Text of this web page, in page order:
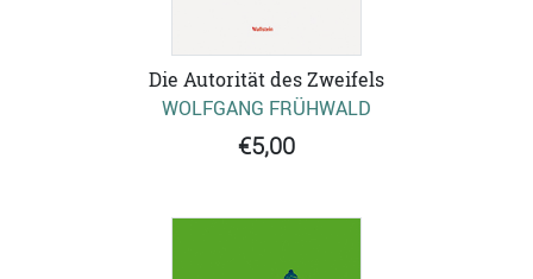
Die Autorität des Zweifels
WOLFGANG FRÜHWALD
€5,00